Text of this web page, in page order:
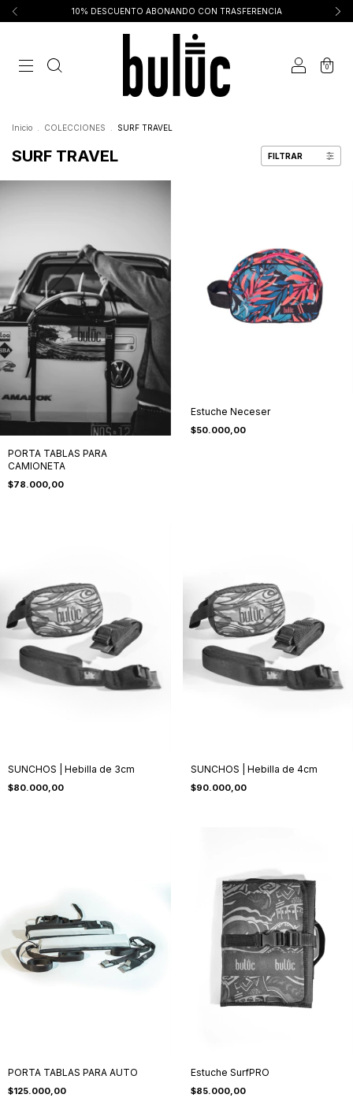
10% DESCUENTO ABONANDO CON TRASFERENCIA
0
Inicio COLECCIONES SURF TRAVEL
SURF TRAVEL FILTRAR
PORTA TABLAS PARA
CAMIONETA
$78.000,00
Estuche Neceser
$50.000,00
SUNCHOS | Hebilla de 3cm
$80.000,00
SUNCHOS | Hebilla de 4cm
$90.000,00
PORTA TABLAS PARA AUTO
$125.000,00
Estuche SurfPRO
$85.000,00